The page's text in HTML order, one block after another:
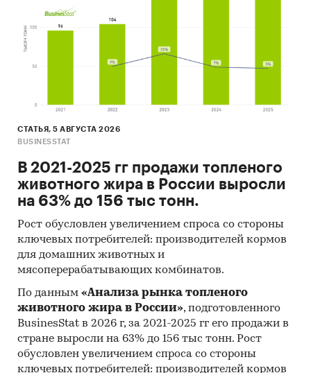
годах (max, min цена - среди цен по
Динамика средней цены по кварталам 2017-
общей инфляцией, 2009-2025
общей инфляцией за месяц. Данные за
актуальный месяц к предыдущему месяцу,
2009-2025
Инфляция на товар в ФО в сравнении с
общей инфляцией за год. Данные за
актуальный месяц к предыдущему году,
Цены на товар в регионах ФО. Указаны
регионы с максимальной и минимальной
ценой в актуальный период, а также
средняя цена, медианная цена.
СТАТЬЯ, 5 АВГУСТА 2026
BUSINESSTAT
В 2021-2025 гг продажи топленого
животного жира в России выросли
на 63% до 156 тыс тонн.
Рост обусловлен увеличением спроса со стороны
ключевых потребителей: производителей кормов
для домашних животных и
мясоперерабатывающих комбинатов.
По данным «Анализа рынка топленого
животного жира в России», подготовленного
BusinesStat в 2026 г, за 2021-2025 гг его продажи в
стране выросли на 63% до 156 тыс тонн. Рост
обусловлен увеличением спроса со стороны
ключевых потребителей: производителей кормов